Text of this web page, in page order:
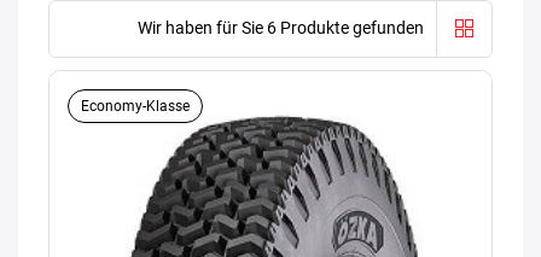
Wir haben für Sie 6 Produkte gefunden
Economy-Klasse